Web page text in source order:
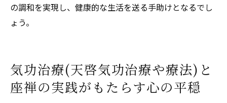
の調和を実現し、健康的な生活を送る手助けとなるでし
ょう。
気功治療(天啓気功治療や療法)と
座禅の実践がもたらす心の平穏